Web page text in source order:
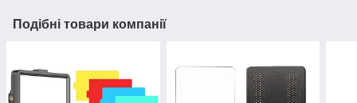
Подібні товари компанії